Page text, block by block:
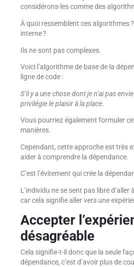
considérons-les comme des
À quoi ressemblent ces algorithmes
interne ?
Ils ne sont pas complexes.
Voici l’algorithme de base de la
ligne de code :
S’il y a une chose dont je n’ai pas
privilégie le plaisir à la place.
Vous pourriez également formuler
manières.
Cependant, cette approche est très
aider à comprendre la dépendance.
C’est l’évitement qui crée la
L’individu ne se sent pas libre d’aller
car cela signifie aller vers une
Accepter
désagréable
Cela signifie-t-il donc que la seule
dépendance, c’est d’avoir plus de